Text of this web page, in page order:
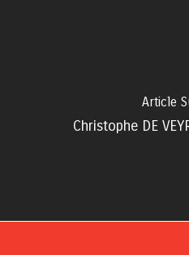
Article
Christophe DE